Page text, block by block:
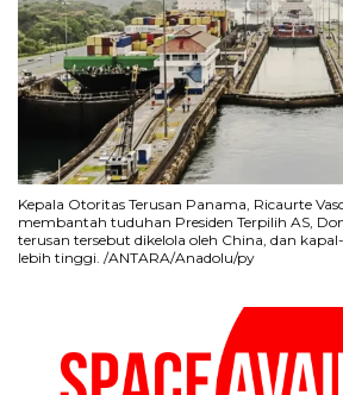
Kepala Otoritas Terusan Panama, Ricaurte
membantah tuduhan Presiden Terpilih AS,
terusan tersebut dikelola oleh China, dan
lebih tinggi. /ANTARA/Anadolu/py